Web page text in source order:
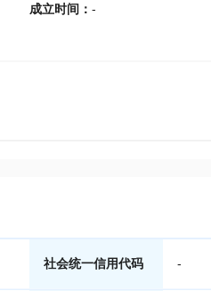
成立时间 ： -
社会统一信用代码 -